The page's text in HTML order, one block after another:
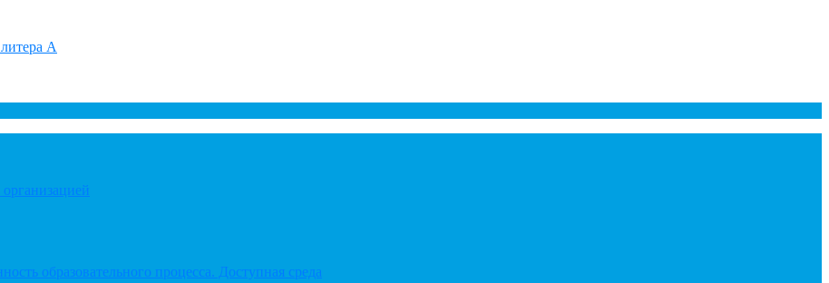
А
образовательного процесса. Доступная среда